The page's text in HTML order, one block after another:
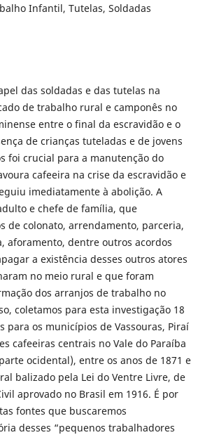
Infantil, Tutelas, Soldadas
das soldadas e das tutelas na
de trabalho rural e camponês no
entre o final da escravidão e o
de crianças tuteladas e de jovens
foi crucial para a manutenção do
cafeeira na crise da escravidão e
imediatamente à abolição. A
e chefe de família, que
de colonato, arrendamento, parceria,
aforamento, dentre outros acordos
a existência desses outros atores
no meio rural e que foram
dos arranjos de trabalho no
coletamos para esta investigação 18
para os municípios de Vassouras, Piraí
cafeeiras centrais no Vale do Paraíba
ocidental), entre os anos de 1871 e
balizado pela Lei do Ventre Livre, de
aprovado no Brasil em 1916. É por
fontes que buscaremos
desses “pequenos trabalhadores